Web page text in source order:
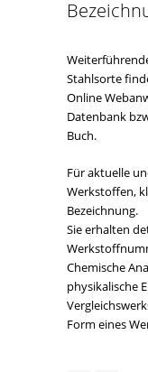
Stahlsorte
Online
Datenbank
Buch.
Für aktuelle
Werkstoffen,
Bezeichnung.
Sie erhalten
Chemische
physikalische
Form eines